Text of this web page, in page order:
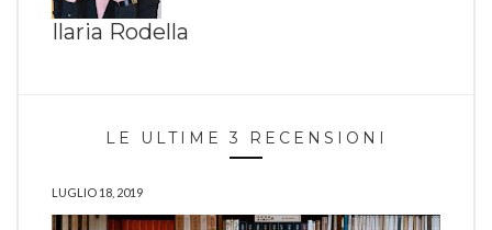
Ilaria Rodella
LE ULTIME 3 RECENSIONI
LUGLIO 18, 2019